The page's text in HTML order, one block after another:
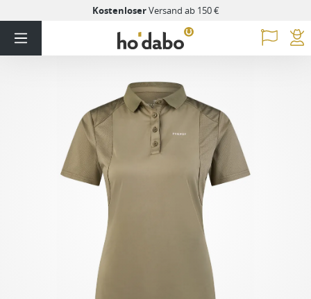
KostenloserVersand ab 150 €